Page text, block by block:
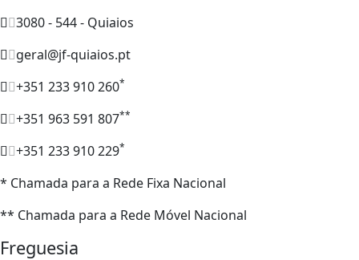
3080 - 544 - Quiaios
geral@jf-quiaios.pt
+351 233 910 260*
+351 963 591 807**
+351 233 910 229*
* Chamada para a Rede Fixa Nacional
** Chamada para a Rede Móvel Nacional
Freguesia